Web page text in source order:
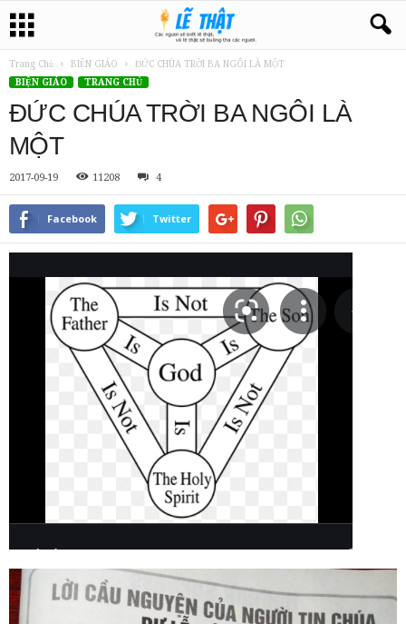
Trang Chủ BIỆN GIÁO
ĐỨC CHÚA TRỜI BA NGÔI LÀ MỘT
BIỆN GIÁO
TRANG CHỦ
ĐỨC CHÚA TRỜI BA NGÔI LÀ
MỘT
2017-09-19 11208 4
Facebook Twitter